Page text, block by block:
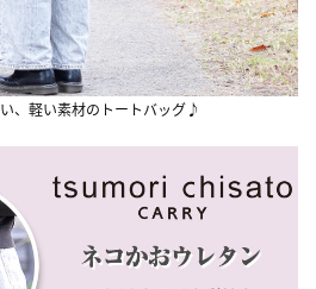
、軽い素材のトートバッグ♪